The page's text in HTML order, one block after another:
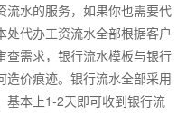
流水的服务，如果你也需要代
代办工资流水全部根据客户
查需求，银行流水模板与银行
造价痕迹。银行流水全部采用
基本上1-2天即可收到银行流